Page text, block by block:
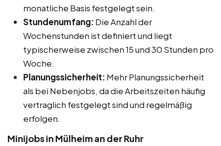
monatliche Basis festgelegt sein.
Stundenumfang: Die Anzahl der
Wochenstunden ist definiert und liegt
typischerweise zwischen 15 und 30 Stunden pro
Woche.
Planungssicherheit: Mehr Planungssicherheit
als bei Nebenjobs, da die Arbeitszeiten häufig
vertraglich festgelegt sind und regelmäßig
erfolgen.
Minijobs in Mülheim an der Ruhr